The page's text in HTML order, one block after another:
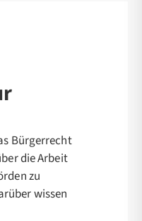
Bürgerrecht
die Arbeit
zu
wissen